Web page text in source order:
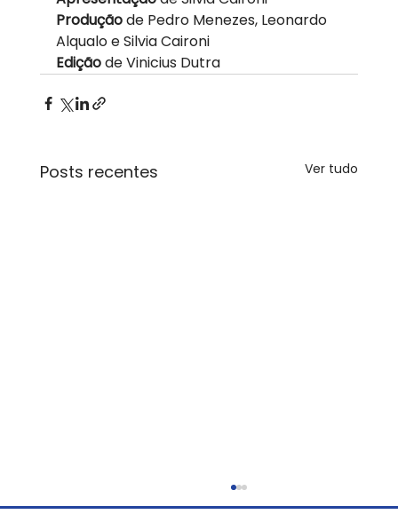
Produção de Pedro Menezes, Leonardo
Alqualo e Silvia Caironi
Edição de Vinicius Dutra
Posts recentes Ver tudo